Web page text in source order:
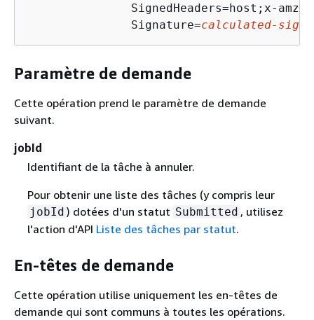
SignedHeaders=host;x-amz-
               Signature=
calculated-
Paramètre de demande
Cette opération prend le paramètre de demande
suivant.
jobId
Identifiant de la tâche à annuler.
Pour obtenir une liste des tâches (y compris leur
jobId ) dotées d'un statut Submitted , utilisez
l'action d'API Liste des tâches par statut.
En-têtes de demande
Cette opération utilise uniquement les en-têtes de
demande qui sont communs à toutes les opérations.